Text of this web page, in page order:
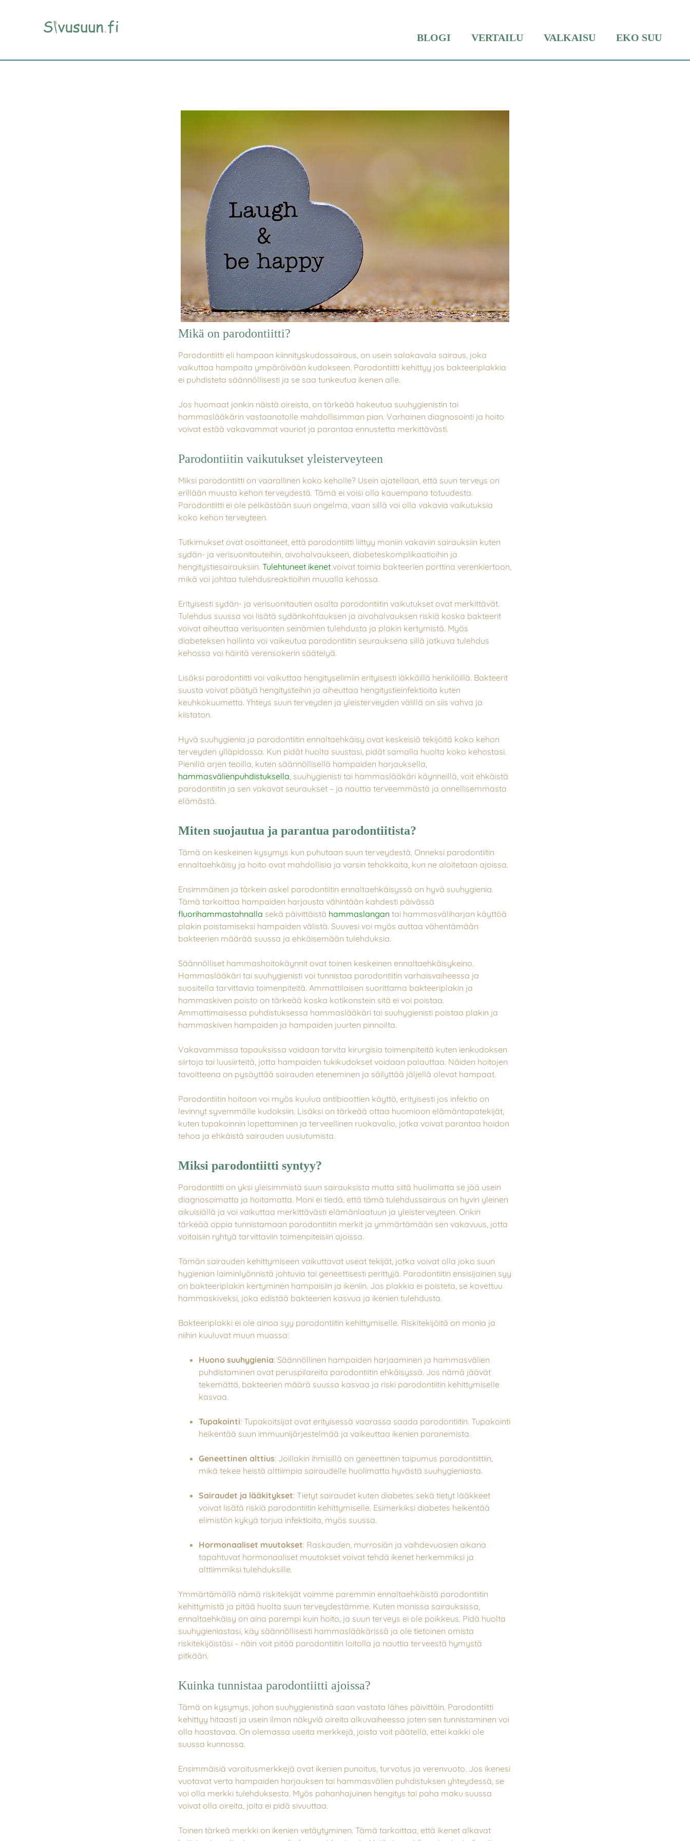
BLOGI VERTAILU VALKAISU EKO SUU
Mikä on parodontiitti?
Parodontiitti eli hampaan kiinnityskudossairaus, on usein salakavala sairaus, joka
vaikuttaa hampaita ympäröivään kudokseen. Parodontiitti kehittyy jos bakteeriplakkia
ei puhdisteta säännöllisesti ja se saa tunkeutua ikenen alle.
Jos huomaat jonkin näistä oireista, on tärkeää hakeutua suuhygienistin tai
hammaslääkärin vastaanotolle mahdollisimman pian. Varhainen diagnosointi ja hoito
voivat estää vakavammat vauriot ja parantaa ennustetta merkittävästi.
Parodontiitin vaikutukset yleisterveyteen
Miksi parodontiitti on vaarallinen koko keholle? Usein ajatellaan, että suun terveys on
erillään muusta kehon terveydestä. Tämä ei voisi olla kauempana totuudesta.
Parodontiitti ei ole pelkästään suun ongelma, vaan sillä voi olla vakavia vaikutuksia
koko kehon terveyteen.
Tutkimukset ovat osoittaneet, että parodontiitti liittyy moniin vakaviin sairauksiin kuten
sydän- ja verisuonitauteihin, aivohalvaukseen, diabeteskomplikaatioihin ja
hengitystiesairauksiin. Tulehtuneet ikenet voivat toimia bakteerien porttina verenkiertoon,
mikä voi johtaa tulehdusreaktioihin muualla kehossa.
Erityisesti sydän- ja verisuonitautien osalta parodontiitin vaikutukset ovat merkittävät.
Tulehdus suussa voi lisätä sydänkohtauksen ja aivohalvauksen riskiä koska bakteerit
voivat aiheuttaa verisuonten seinämien tulehdusta ja plakin kertymistä. Myös
diabeteksen hallinta voi vaikeutua parodontiitin seurauksena sillä jatkuva tulehdus
kehossa voi häiritä verensokerin säätelyä.
Lisäksi parodontiitti voi vaikuttaa hengityselimiin erityisesti iäkkäillä henkilöillä. Bakteerit
suusta voivat päätyä hengitysteihin ja aiheuttaa hengitystieinfektioita kuten
keuhkokuumetta. Yhteys suun terveyden ja yleisterveyden välillä on siis vahva ja
kiistaton.
Hyvä suuhygienia ja parodontiitin ennaltaehkäisy ovat keskeisiä tekijöitä koko kehon
terveyden ylläpidossa. Kun pidät huolta suustasi, pidät samalla huolta koko kehostasi.
Pienillä arjen teoilla, kuten säännöllisellä hampaiden harjauksella,
hammasvälienpuhdistuksella , suuhygienisti tai hammaslääkäri käynneillä, voit ehkäistä
parodontiitin ja sen vakavat seuraukset – ja nauttia terveemmästä ja onnellisemmasta
elämästä.
Miten suojautua ja parantua parodontiitista?
Tämä on keskeinen kysymys kun puhutaan suun terveydestä. Onneksi parodontiitin
ennaltaehkäisy ja hoito ovat mahdollisia ja varsin tehokkaita, kun ne aloitetaan ajoissa.
Ensimmäinen ja tärkein askel parodontiitin ennaltaehkäisyssä on hyvä suuhygienia.
Tämä tarkoittaa hampaiden harjausta vähintään kahdesti päivässä
fluorihammastahnalla sekä päivittäistä hammaslangan tai hammasväliharjan käyttöä
plakin poistamiseksi hampaiden välistä. Suuvesi voi myös auttaa vähentämään
bakteerien määrää suussa ja ehkäisemään tulehduksia.
Säännölliset hammashoitokäynnit ovat toinen keskeinen ennaltaehkäisykeino.
Hammaslääkäri tai suuhygienisti voi tunnistaa parodontiitin varhaisvaiheessa ja
suositella tarvittavia toimenpiteitä. Ammattilaisen suorittama bakteeriplakin ja
hammaskiven poisto on tärkeää koska kotikonstein sitä ei voi poistaa.
Ammattimaisessa puhdistuksessa hammaslääkäri tai suuhygienisti poistaa plakin ja
hammaskiven hampaiden ja hampaiden juurten pinnoilta.
Vakavammissa tapauksissa voidaan tarvita kirurgisia toimenpiteitä kuten ienkudoksen
siirtoja tai luusiirteitä, jotta hampaiden tukikudokset voidaan palauttaa. Näiden hoitojen
tavoitteena on pysäyttää sairauden eteneminen ja säilyttää jäljellä olevat hampaat.
Parodontiitin hoitoon voi myös kuulua antibioottien käyttö, erityisesti jos infektio on
levinnyt syvemmälle kudoksiin. Lisäksi on tärkeää ottaa huomioon elämäntapatekijät,
kuten tupakoinnin lopettaminen ja terveellinen ruokavalio, jotka voivat parantaa hoidon
tehoa ja ehkäistä sairauden uusiutumista.
Miksi parodontiitti syntyy?
Parodontiitti on yksi yleisimmistä suun sairauksista mutta siitä huolimatta se jää usein
diagnosoimatta ja hoitamatta. Moni ei tiedä, että tämä tulehdussairaus on hyvin yleinen
aikuisiällä ja voi vaikuttaa merkittävästi elämänlaatuun ja yleisterveyteen. Onkin
tärkeää oppia tunnistamaan parodontiitin merkit ja ymmärtämään sen vakavuus, jotta
voitaisiin ryhtyä tarvittaviin toimenpiteisiin ajoissa.
Tämän sairauden kehittymiseen vaikuttavat useat tekijät, jotka voivat olla joko suun
hygienian laiminlyönnistä johtuvia tai geneettisesti perittyjä. Parodontiitin ensisijainen syy
on bakteeriplakin kertyminen hampaisiin ja ikeniin. Jos plakkia ei poisteta, se kovettuu
hammaskiveksi, joka edistää bakteerien kasvua ja ikenien tulehdusta.
Bakteeriplakki ei ole ainoa syy parodontiitin kehittymiselle. Riskitekijöitä on monia ja
niihin kuuluvat muun muassa:
Huono suuhygienia: Säännöllinen hampaiden harjaaminen ja hammasvälien
puhdistaminen ovat peruspilareita parodontiitin ehkäisyssä. Jos nämä jäävät
tekemättä, bakteerien määrä suussa kasvaa ja riski parodontiitin kehittymiselle
kasvaa.
Tupakointi: Tupakoitsijat ovat erityisessä vaarassa saada parodontiitin. Tupakointi
heikentää suun immuunijärjestelmää ja vaikeuttaa ikenien paranemista.
Geneettinen alttius: Joillakin ihmisillä on geneettinen taipumus parodontiittiin,
mikä tekee heistä alttiimpia sairaudelle huolimatta hyvästä suuhygieniasta.
Sairaudet ja lääkitykset: Tietyt sairaudet kuten diabetes sekä tietyt lääkkeet
voivat lisätä riskiä parodontiitin kehittymiselle. Esimerkiksi diabetes heikentää
elimistön kykyä torjua infektioita, myös suussa.
Hormonaaliset muutokset: Raskauden, murrosiän ja vaihdevuosien aikana
tapahtuvat hormonaaliset muutokset voivat tehdä ikenet herkemmiksi ja
alttiimmiksi tulehduksille.
Ymmärtämällä nämä riskitekijät voimme paremmin ennaltaehkäistä parodontiitin
kehittymistä ja pitää huolta suun terveydestämme. Kuten monissa sairauksissa,
ennaltaehkäisy on aina parempi kuin hoito, ja suun terveys ei ole poikkeus. Pidä huolta
suuhygieniastasi, käy säännöllisesti hammaslääkärissä ja ole tietoinen omista
riskitekijöistäsi – näin voit pitää parodontiitin loitolla ja nauttia terveestä hymystä
pitkään.
Kuinka tunnistaa parodontiitti ajoissa?
Tämä on kysymys, johon suuhygienistinä saan vastata lähes päivittäin. Parodontiitti
kehittyy hitaasti ja usein ilman näkyviä oireita alkuvaiheessa joten sen tunnistaminen voi
olla haastavaa. On olemassa useita merkkejä, joista voit päätellä, ettei kaikki ole
suussa kunnossa.
Ensimmäisiä varoitusmerkkejä ovat ikenien punoitus, turvotus ja verenvuoto. Jos ikenesi
vuotavat verta hampaiden harjauksen tai hammasvälien puhdistuksen yhteydessä, se
voi olla merkki tulehduksesta. Myös pahanhajuinen hengitys tai paha maku suussa
voivat olla oireita, joita ei pidä sivuuttaa.
Toinen tärkeä merkki on ikenien vetäytyminen. Tämä tarkoittaa, että ikenet alkavat